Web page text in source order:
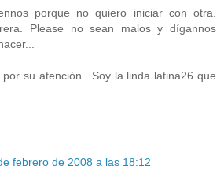
porque no quiero iniciar con otra.
Please no sean malos y dígannos
su atención.. Soy la linda latina26 que
febrero de 2008 a las 18:12